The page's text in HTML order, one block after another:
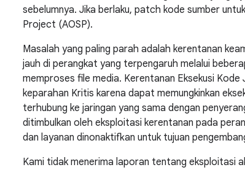
sebelumnya. Jika berlaku, patch kode sumber
Project (AOSP).
Masalah yang paling parah adalah kerentanan
jauh di perangkat yang terpengaruh melalui
memproses file media. Kerentanan Eksekusi
keparahan Kritis karena dapat memungkinkan
terhubung ke jaringan yang sama dengan
ditimbulkan oleh eksploitasi kerentanan pada
dan layanan dinonaktifkan untuk tujuan
Kami tidak menerima laporan tentang eksploitasi